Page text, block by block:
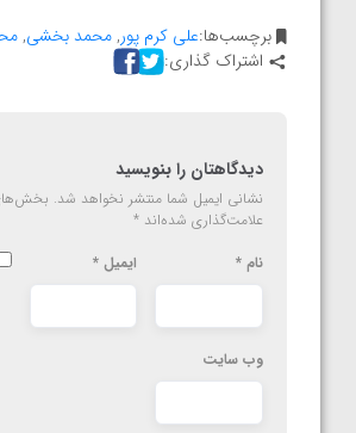
برچسب‌ها:علی کرم پور,محمد بخشی,
اشتراک گذاری:
دیدگاهتان را بنویسید
نشانی ایمیل شما منتشر نخواهد شد. بخش‌های
علامت‌گذاری شده‌اند *
نام * ایمیل *
وب‌ سایت